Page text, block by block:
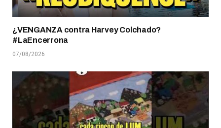
¿VENGANZA contra Harvey Colchado?
#LaEncerrona
07/08/2026